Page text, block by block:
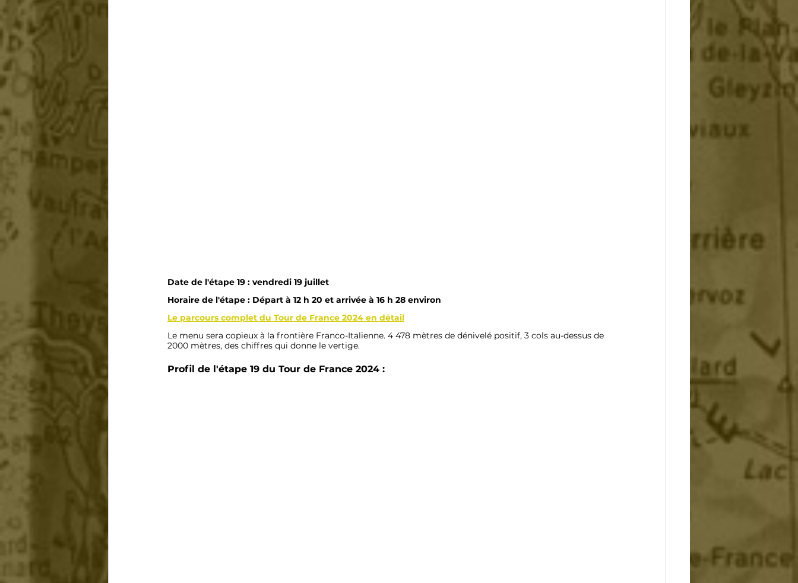
Date de l'étape 19 : vendredi 19 juillet
Horaire de l'étape : Départ à 12 h 20 et arrivée à 16 h 28 environ
Le parcours complet du Tour de France 2024 en détail
Le menu sera copieux à la frontière Franco-Italienne. 4 478 mètres de dénivelé positif, 3 cols au-dessus de
2000 mètres, des chiffres qui donne le vertige.
Profil de l'étape 19 du Tour de France 2024 :